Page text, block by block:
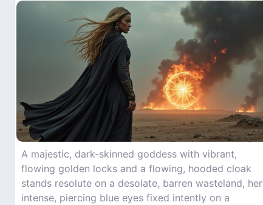
A majestic, dark-skinned goddess with vibrant,
flowing golden locks and a flowing, hooded cloak
stands resolute on a desolate, barren wasteland, her
intense, piercing blue eyes fixed intently on a